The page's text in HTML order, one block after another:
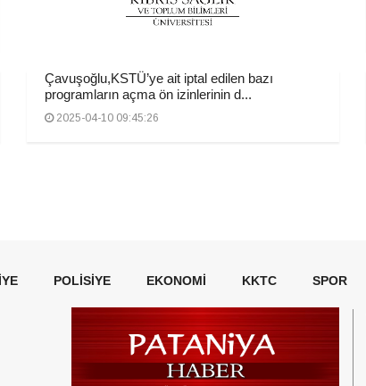
Çavuşoğlu,KSTÜ’ye ait iptal edilen bazı
programların açma ön izinlerinin d...
2025-04-10 09:45:26
POLISIYE EKONOMI KKTC SPOR